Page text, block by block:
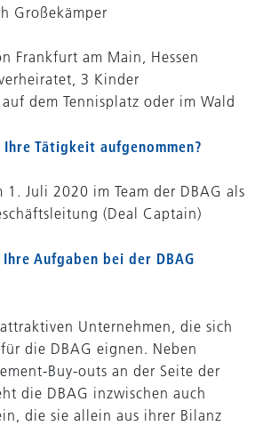
Großekämper
Frankfurt am Main, Hessen
3 Kinder
dem Tennisplatz oder im Wald
Ihre Tätigkeit aufgenommen?
1. Juli 2020 im Team der DBAG als
(Deal Captain)
Aufgaben bei der DBAG
Unternehmen, die sich
die DBAG eignen. Neben
Buy-outs an der Seite der
die DBAG inzwischen auch
die sie allein aus ihrer Bilanz